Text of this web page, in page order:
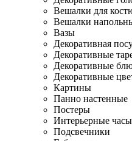
Вешалки для
Вешалки
Вазы
Декоративная
Декоративные
Декоративные
Декоративные
Картины
Панно настенные
Постеры
Интерьерные часы
Подсвечники